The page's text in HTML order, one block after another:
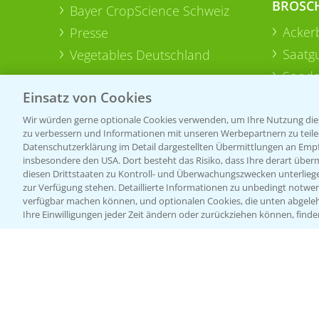
Bayer CropScience Schweiz
Presse
Vegetables Deutschland
Einsatz von Cookies
Wir würden gerne optionale Cookies verwenden, um Ihre Nutzung
zu verbessern und Informationen mit unseren Werbepartnern zu
Datenschutzerklärung im Detail dargestellten Übermittlungen an
insbesondere den USA. Dort besteht das Risiko, dass Ihre derart
diesen Drittstaaten zu Kontroll- und Überwachungszwecken
zur Verfügung stehen. Detaillierte Informationen zu unbedingt
verfügbar machen können, und optionalen Cookies, die unten
Ihre Einwilligungen jeder Zeit ändern oder zurückziehen können,